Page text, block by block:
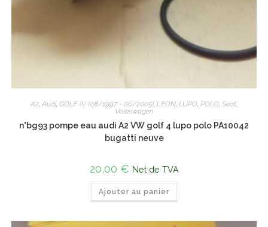
A2, Audi, GOLF IV (08/1997 - 06/2005), LEON, LUPO, POLO, Seat,
Volkswagen
n°bg93 pompe eau audi A2 VW golf 4 lupo polo PA10042
bugatti neuve
20,00 € Net de TVA
Ajouter au panier